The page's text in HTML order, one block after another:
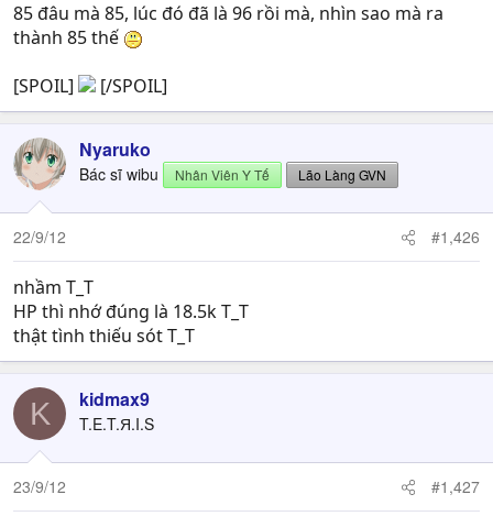
85 đâu mà 85, lúc đó đã là 96 rồi mà, nhìn sao mà ra
thành 85 thế
[SPOIL]
[/SPOIL]
Nyaruko
Bác sĩ wibu Nhân Viên Y Tế Lão Làng GVN
22/9/12 #1,426
nhầm T_T
HP thì nhớ đúng là 18.5k T_T
thật tình thiếu sót T_T
K kidmax9
T.E.T.Я.I.S
23/9/12 #1,427